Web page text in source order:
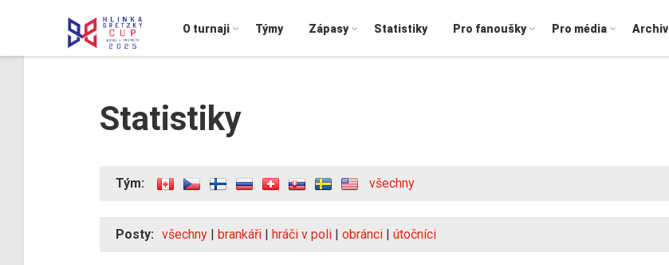
O turnaji Týmy Zápasy Statistiky Pro fanoušky Pro média Archiv
Statistiky
Tým: všechny
Posty: všechny | brankáři | hráči v poli | obránci | útočníci